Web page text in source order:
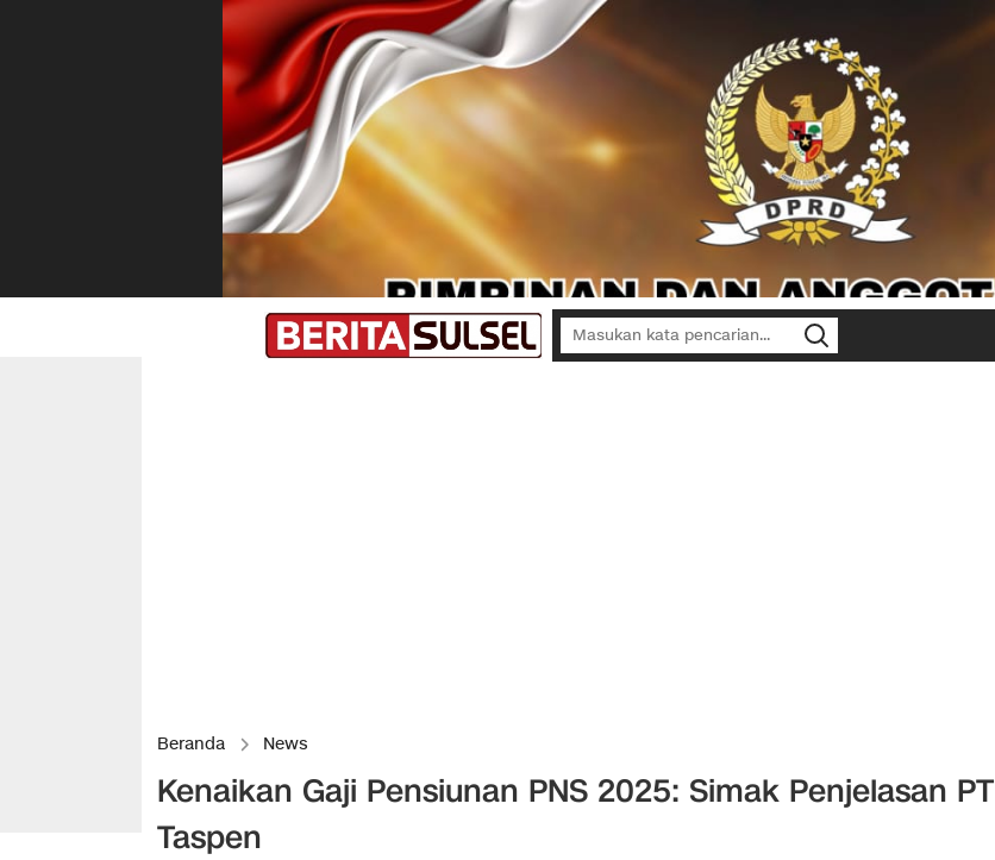
Beranda News
Kenaikan Gaji Pensiunan PNS 2025: Simak Penjelasan PT
Taspen